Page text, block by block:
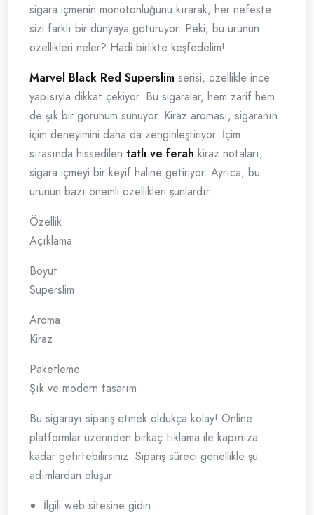
sigara içmenin monotonluğunu kırarak, her nefeste
sizi farklı bir dünyaya götürüyor. Peki, bu ürünün
özellikleri neler? Hadi birlikte keşfedelim!
Marvel Black Red Superslim serisi, özellikle ince
yapısıyla dikkat çekiyor. Bu sigaralar, hem zarif hem
de şık bir görünüm sunuyor. Kiraz aroması, sigaranın
içim deneyimini daha da zenginleştiriyor. İçim
sırasında hissedilen tatlı ve ferah kiraz notaları,
sigara içmeyi bir keyif haline getiriyor. Ayrıca, bu
ürünün bazı önemli özellikleri şunlardır:
Özellik
Açıklama
Boyut
Superslim
Aroma
Kiraz
Paketleme
Şık ve modern tasarım
Bu sigarayı sipariş etmek oldukça kolay! Online
platformlar üzerinden birkaç tıklama ile kapınıza
kadar getirtebilirsiniz. Sipariş süreci genellikle şu
adımlardan oluşur:
İlgili web sitesine gidin.